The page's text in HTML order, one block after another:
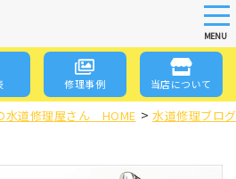
MENU
修理事例 当店について
水道修理屋さん HOME > 水道修理ブログ